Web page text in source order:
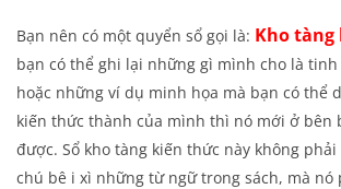
Bạn nên có một quyển sổ gọi là: Kho
bạn có thể ghi lại những gì mình cho là tinh
hoặc những ví dụ minh họa mà bạn có thể
kiến thức thành của mình thì nó mới ở bên
được. Sổ kho tàng kiến thức này không
chú bê i xì những từ ngữ trong sách, mà nó